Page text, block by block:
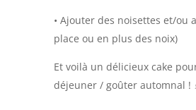
• Ajouter des noisettes et/ou
place ou en plus des noix)
Et voilà un délicieux cake
déjeuner / goûter automnal !